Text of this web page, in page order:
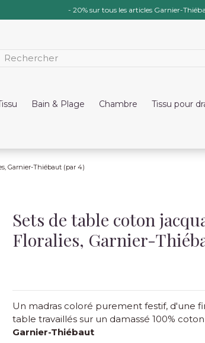
- 20% sur tous les articles Garnier-
Bain & Plage Chambre Tissu pour
Garnier-Thiébaut (par 4)
Sets de table coton
Floralies, Garnier-
Un madras coloré purement festif, d'une
table travaillés sur un damassé 100%
Garnier-Thiébaut